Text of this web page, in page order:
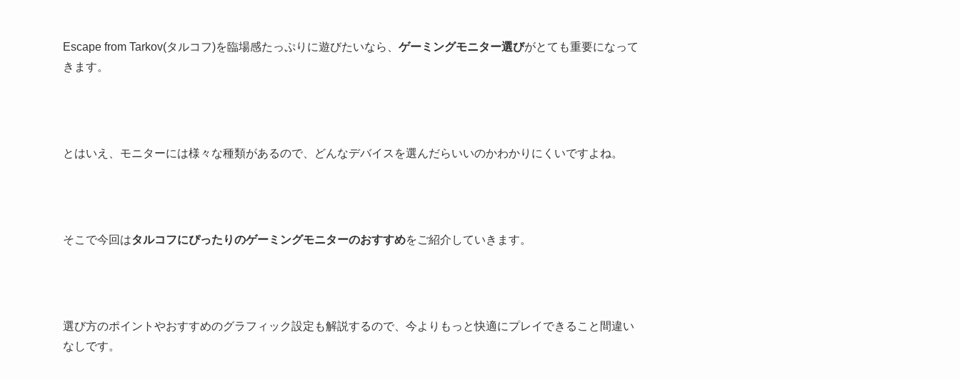
Escape from Tarkov(タルコフ)を臨場感たっぷりに遊びたいなら、 ゲーミングモニター選びがとても重要になって
きます。
とはいえ、モニターには様々な種類があるので、どんなデバイスを選んだらいいのかわかりにくいですよね。
そこで今回はタルコフにぴったりのゲーミングモニターのおすすめをご紹介していきます。
選び方のポイントやおすすめのグラフィック設定も解説するので、今よりもっと快適にプレイできること間違い
なしです。